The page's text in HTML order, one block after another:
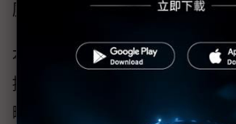
庭，可以提供「客製化的方案
本報告揭露了全球FWA用戶的
提出了基於價值、性能和客製
略，以幫助電信商把握不同的